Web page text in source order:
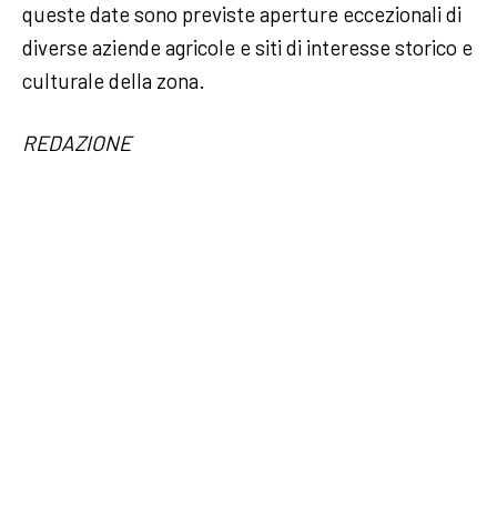
queste date sono previste aperture eccezionali di
diverse aziende agricole e siti di interesse storico e
culturale della zona.
REDAZIONE